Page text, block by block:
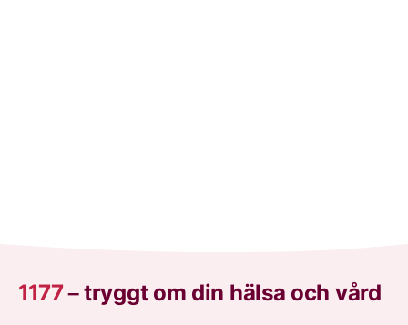
1177–tryggt om din hälsa och vård